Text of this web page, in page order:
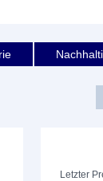
Letzter